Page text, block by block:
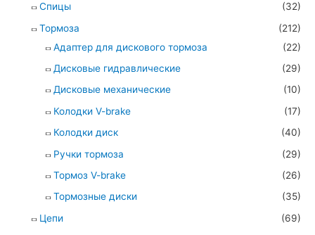
Спицы
(32)
Тормоза
(212)
Адаптер для дискового тормоза
(22)
Дисковые гидравлические
(29)
Дисковые механические
(10)
Колодки V-brake
(17)
Колодки диск
(40)
Ручки тормоза
(29)
Тормоз V-brake
(26)
Тормозные диски
(35)
Цепи
(69)